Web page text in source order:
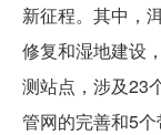
新征程。其中，
修复和湿地建设
测站点，涉及23
管网的完善和5